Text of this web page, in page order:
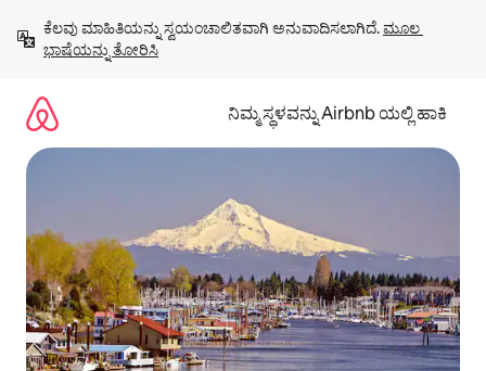
ಹೋಗಿ
ಕೆಲವು ಮಾಹಿತಿಯನ್ನು ಸ್ವಯಂಚಾಲಿತವಾಗಿ ಅನುವಾದಿಸಲಾಗಿದೆ. ಮೂಲ
ಭಾಷೆಯನ್ನು ತೋರಿಸಿ
ನಿಮ್ಮ ಸ್ಥಳವನ್ನು Airbnb ಯಲ್ಲಿ ಹಾಕಿ